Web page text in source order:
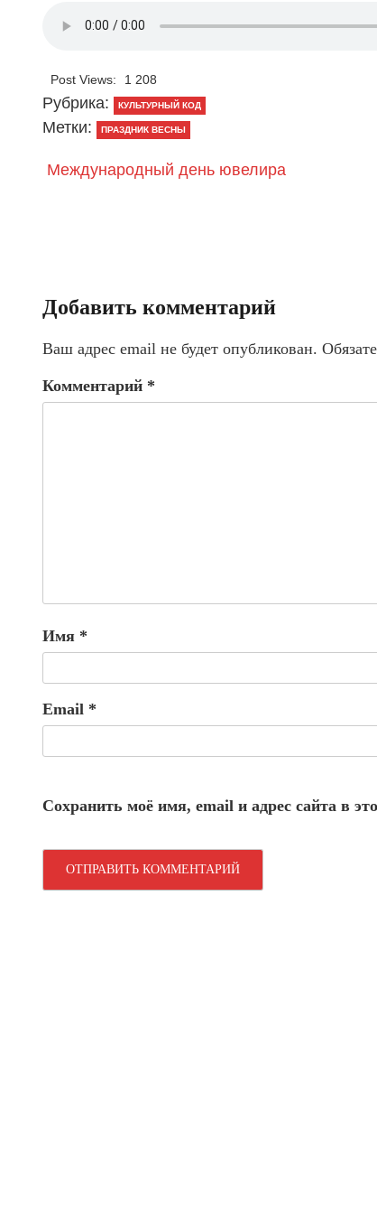
Post Views: 1 208
Рубрика: КУЛЬТУРНЫЙ КОД
Метки: ПРАЗДНИК ВЕСНЫ
Международный день ювелира
Добавить комментарий
Ваш адрес email не будет опубликован.
Комментарий *
Имя *
Email *
Сохранить моё имя, email и адрес сайта в